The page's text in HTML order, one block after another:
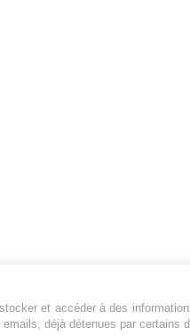
et accéder à des
déjà détenues par certains